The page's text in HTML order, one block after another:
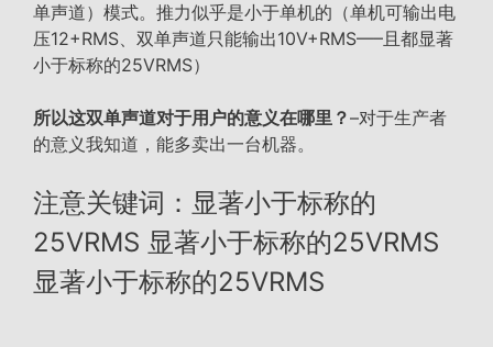
单声道）模式。推力似乎是小于单机的（单机可输出电
压12+RMS、双单声道只能输出10V+RMS—–且都显著
小于标称的25VRMS）
所以这双单声道对于用户的意义在哪里？–对于生产者
的意义我知道，能多卖出一台机器。
注意关键词：显著小于标称的
25VRMS 显著小于标称的25VRMS
显著小于标称的25VRMS